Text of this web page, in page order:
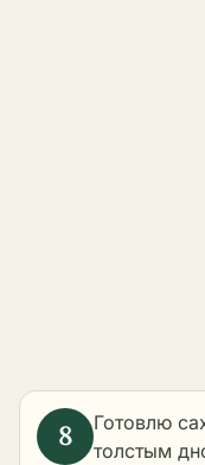
Готовлю
толстым